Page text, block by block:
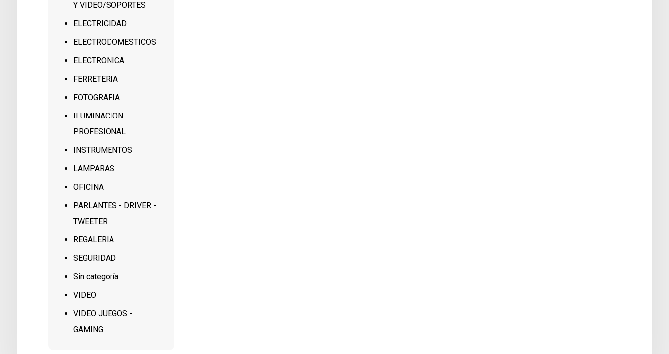
Y VIDEO/SOPORTES
ELECTRICIDAD
ELECTRODOMESTICOS
ELECTRONICA
FERRETERIA
FOTOGRAFIA
ILUMINACION
PROFESIONAL
INSTRUMENTOS
LAMPARAS
OFICINA
PARLANTES - DRIVER -
TWEETER
REGALERIA
SEGURIDAD
Sin categoría
VIDEO
VIDEO JUEGOS -
GAMING